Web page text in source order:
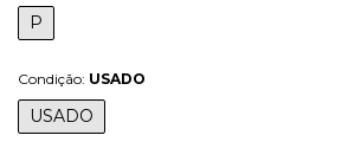
P
Condição: USADO
USADO